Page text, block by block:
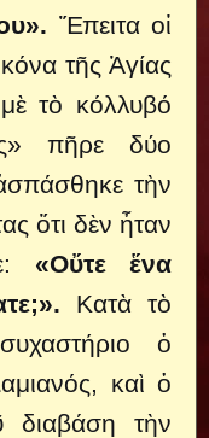
Ἔπειτα οἱ
τῆς Ἁγίας
τὸ κόλλυβό
πῆρε δύο
τὴν
ὅτι δὲν ἦταν
«Οὔτε ἕνα
Κατὰ τὸ
ὁ
καὶ ὁ
διαβάση τὴν